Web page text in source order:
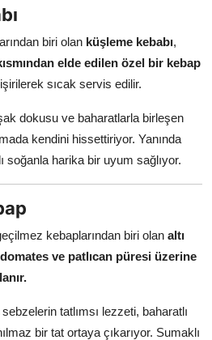
biri olan küşleme kebabı,
elde edilen özel bir kebap
sıcak servis edilir.
dokusu ve baharatlarla birleşen
kendini hissettiriyor. Yanında
soğanla harika bir uyum sağlıyor.
kebaplarından biri olan altı
ve patlıcan püresi üzerine
tatlımsı lezzeti, baharatlı
bir tat ortaya çıkarıyor. Sumaklı